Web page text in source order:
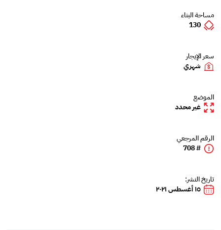
مساحة البناء
130
سعر الإيجار
شهري
الموضع
غير محدد
الرقم المرجعي
# 708
تاريخ النشر:
١٥ أغسطس ٢٠٢١